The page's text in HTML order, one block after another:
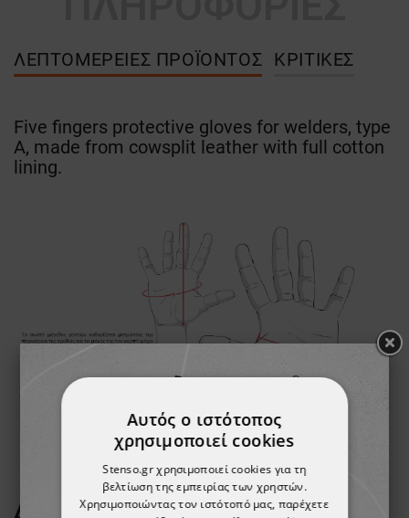
ΛΕΠΤΟΜΈΡΕΙΕΣ ΠΡΟΪΌΝΤΟΣ ΚΡΙΤΙΚΈΣ
Five fingers protective gloves for welders, type
A, made from cowsplit leather with full cotton
lining.
ΔΕΙΤΕ ΠΕΡΙΣΣΟΤΕΡΑ ΑΠΟ ΤΗ
Αυτός ο ιστότοπος
χρησιμοποιεί cookies
Stenso.gr χρησιμοποιεί cookies για τη
βελτίωση της εμπειρίας των χρηστών.
Χρησιμοποιώντας τον ιστότοπό μας, παρέχετε